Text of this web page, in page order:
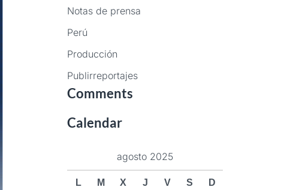
Notas de prensa
Perú
Producción
Publirreportajes
Comments
Calendar
agosto 2025
L M X J V S D